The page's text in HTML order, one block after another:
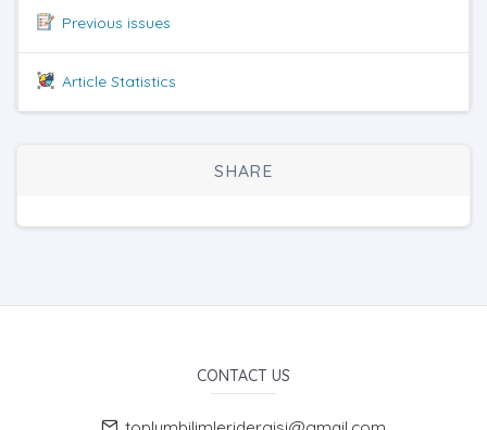
Previous issues
Article Statistics
SHARE
CONTACT US